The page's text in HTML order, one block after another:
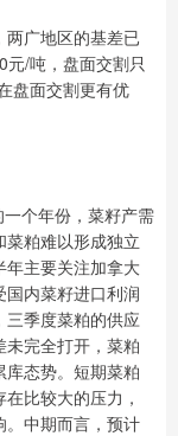
广地区的基差已
/吨，盘面交割只
盘面交割更有优
个年份，菜籽产需
粕难以形成独立
年主要关注加拿大
内菜籽进口利润
三季度菜粕的供应
完全打开，菜粕
态势。短期菜粕
比较大的压力，
。中期而言，预计